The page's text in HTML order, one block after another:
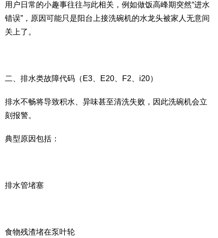
用户日常的小趣事往往与此相关，例如做饭高峰期突然“进水
错误”，原因可能只是阳台上接洗碗机的水龙头被家人无意间
关上了。
二、排水类故障代码（E3、E20、F2、i20）
排水不畅将导致积水、异味甚至清洗失败，因此洗碗机会立
刻报警。
典型原因包括：
排水管堵塞
食物残渣堵在泵叶轮